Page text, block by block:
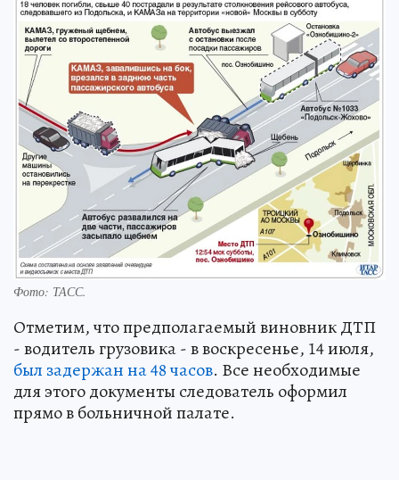
Фото: ТАСС.
Отметим, что предполагаемый виновник ДТП
- водитель грузовика - в воскресенье, 14 июля,
был задержан на 48 часов. Все необходимые
для этого документы следователь оформил
прямо в больничной палате.